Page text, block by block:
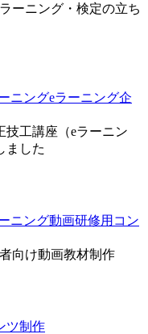
ーニング・検定の立ち
ニングeラーニング企
技工講座（eラーニン
ました
ニング動画研修用コン
向け動画教材制作
ツ制作